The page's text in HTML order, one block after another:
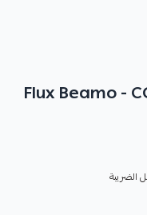
Flux Beamo -
الضريبة